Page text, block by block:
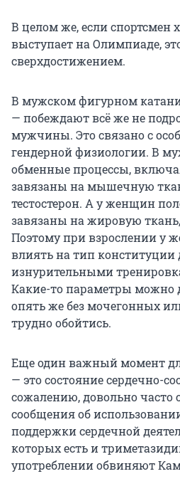
В целом же, если спортсмен
выступает на Олимпиаде,
сверхдостижением.
В мужском фигурном
— побеждают всё же не
мужчины. Это связано с
гендерной физиологии. В
обменные процессы,
завязаны на мышечную
тестостерон. А у женщин
завязаны на жировую
Поэтому при взрослении у
влиять на тип конституции
изнурительными
Какие-то параметры можно
опять же без мочегонных
трудно обойтись.
Еще один важный момент
— это состояние сердечно-
сожалению, довольно часто
сообщения об
поддержки сердечной
которых есть и
употреблении обвиняют